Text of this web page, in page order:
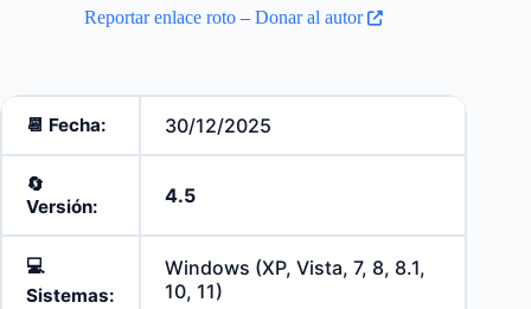
Reportar enlace roto –Donar al autor
📆 Fecha: 30/12/2025
🔄️
Versión:
4.5
💻
Sistemas:
Windows (XP, Vista, 7, 8, 8.1,
10, 11)